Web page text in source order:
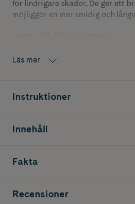
för lindrigare skador. De ger ett
möjliggör en mer smidig och
Läs mer
Instruktioner
Innehåll
Fakta
Recensioner